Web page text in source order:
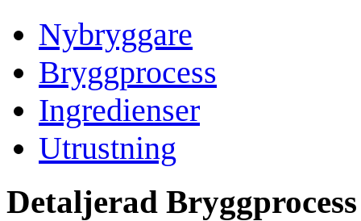
Nybryggare
Bryggprocess
Ingredienser
Utrustning
Detaljerad Bryggprocess